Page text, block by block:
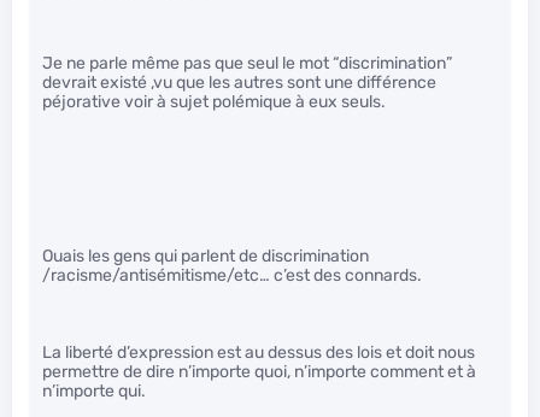
Je ne parle même pas que seul le mot “discrimination”
devrait existé ,vu que les autres sont une différence
péjorative voir à sujet polémique à eux seuls.
Ouais les gens qui parlent de discrimination
/racisme/antisémitisme/etc… c’est des connards.
La liberté d’expression est au dessus des lois et doit nous
permettre de dire n’importe quoi, n’importe comment et à
n’importe qui.